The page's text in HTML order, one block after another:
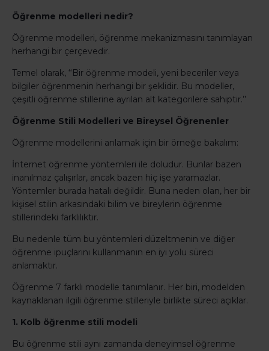
Öğrenme modelleri nedir?
Öğrenme modelleri, öğrenme mekanizmasını tanımlayan
herhangi bir çerçevedir.
Temel olarak, ‘‘Bir öğrenme modeli, yeni beceriler veya
bilgiler öğrenmenin herhangi bir şeklidir. Bu modeller,
çeşitli öğrenme stillerine ayrılan alt kategorilere sahiptir.’’
Öğrenme Stili Modelleri ve Bireysel Öğrenenler
Öğrenme modellerini anlamak için bir örneğe bakalım:
İnternet öğrenme yöntemleri ile doludur. Bunlar bazen
inanılmaz çalışırlar, ancak bazen hiç işe yaramazlar.
Yöntemler burada hatalı değildir. Buna neden olan, her bir
kişisel stilin arkasındaki bilim ve bireylerin öğrenme
stillerindeki farklılıktır.
Bu nedenle tüm bu yöntemleri düzeltmenin ve diğer
öğrenme ipuçlarını kullanmanın en iyi yolu süreci
anlamaktır.
Öğrenme 7 farklı modelle tanımlanır. Her biri, modelden
kaynaklanan ilgili öğrenme stilleriyle birlikte süreci açıklar.
1. Kolb öğrenme stili modeli
Bu öğrenme stili aynı zamanda deneyimsel öğrenme